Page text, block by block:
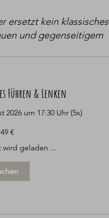
ersetzt kein klassisches
und gegenseitigem
Führen & Lenken
2026 um 17:30 Uhr (5x)
€
wird geladen ...